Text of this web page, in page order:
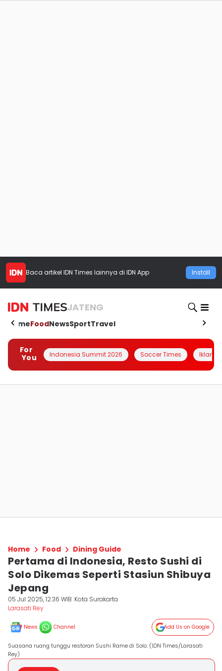
Baca artikel IDN Times lainnya di IDN App Install
JATENG
HomeFoodNewsSportTravel
For
You
Indonesia Summit 2026 Soccer Times Iklanin
Home Food Dining Guide
Pertama di Indonesia, Resto Sushi di
Solo Dikemas Seperti Stasiun Shibuya
Jepang
05 Jul 2025, 12:36 WIB Kota Surakarta
Larasati Rey
News Channel Add Us on Google
Suasana ruang tunggu restoran Sushi Rame di Solo. (IDN Times/Larasati
Rey)